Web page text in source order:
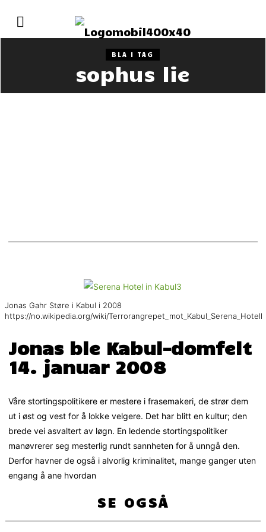
BLA I TAG
sophus lie
Jonas Gahr Støre i Kabul i 2008
https://no.wikipedia.org/wiki/Terrorangrepet_mot_Kabul_Serena_Hotell
Jonas ble Kabul-domfelt
14. januar 2008
Våre stortingspolitikere er mestere i frasemakeri, de strør dem
ut i øst og vest for å lokke velgere. Det har blitt en kultur; den
brede vei asvaltert av løgn. En ledende stortingspolitiker
manøvrerer seg mesterlig rundt sannheten for å unngå den.
Derfor havner de også i alvorlig kriminalitet, mange ganger uten
engang å ane hvordan
SE OGSÅ